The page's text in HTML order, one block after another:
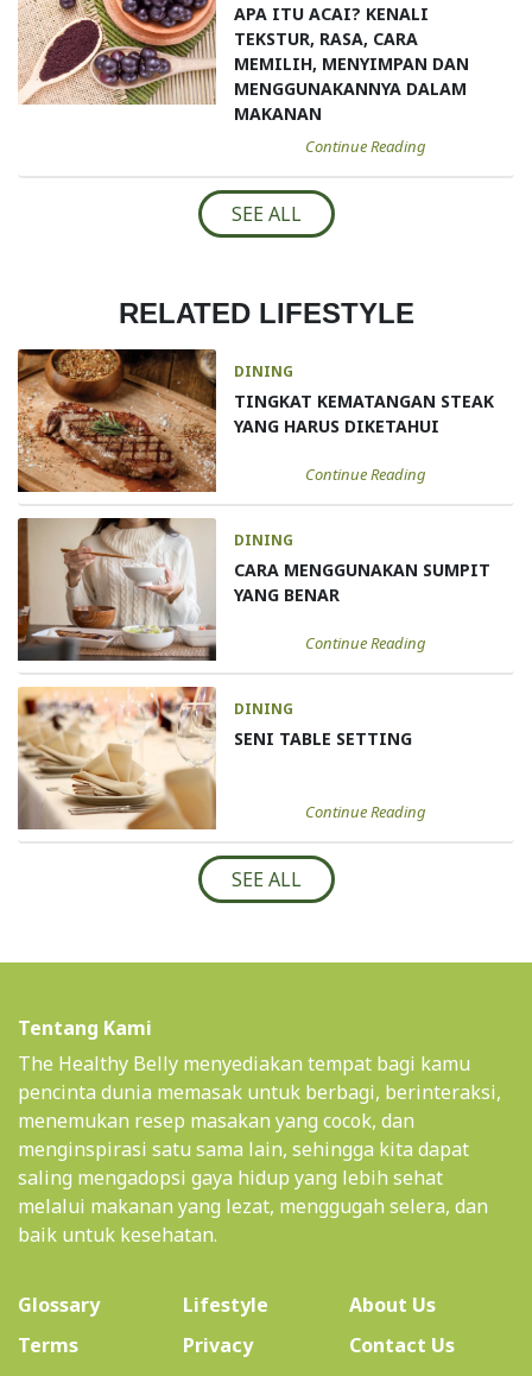
APA ITU ACAI? KENALI
TEKSTUR, RASA, CARA
MEMILIH, MENYIMPAN DAN
MENGGUNAKANNYA DALAM
MAKANAN
Continue Reading
SEE ALL
RELATED LIFESTYLE
DINING
TINGKAT KEMATANGAN STEAK
YANG HARUS DIKETAHUI
Continue Reading
DINING
CARA MENGGUNAKAN SUMPIT
YANG BENAR
Continue Reading
DINING
SENI TABLE SETTING
Continue Reading
SEE ALL
Tentang Kami
The Healthy Belly menyediakan tempat bagi kamu
pencinta dunia memasak untuk berbagi, berinteraksi,
menemukan resep masakan yang cocok, dan
menginspirasi satu sama lain, sehingga kita dapat
saling mengadopsi gaya hidup yang lebih sehat
melalui makanan yang lezat, menggugah selera, dan
baik untuk kesehatan.
Glossary Lifestyle About Us(current)
Terms
Privacy Contact Us